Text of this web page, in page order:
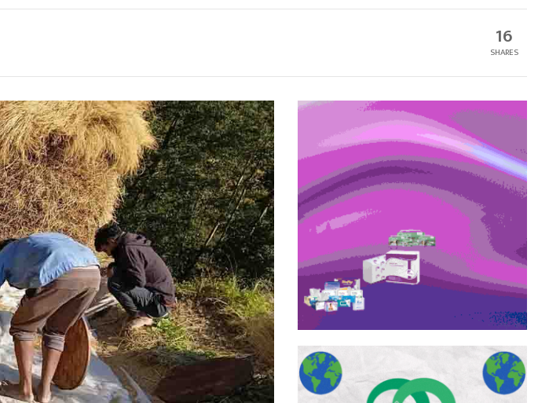
16
SHARES